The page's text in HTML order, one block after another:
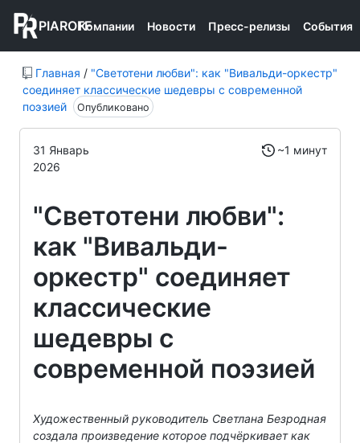
PIAROFFКомпании Новости Пресс-релизы События
Главная / "Светотени любви": как "Вивальди-оркестр"
соединяет классические шедевры с современной
поэзией
Опубликовано
31 Январь
2026
~1 минут
"Светотени любви":
как "Вивальди-
оркестр" соединяет
классические
шедевры с
современной поэзией
Художественный руководитель Светлана Безродная
создала произведение которое подчёркивает как